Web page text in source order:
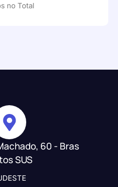
no Total
60 - Bras
SUS